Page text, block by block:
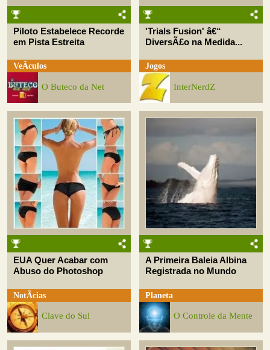
Piloto Estabelece Recorde
em Pista Estreita
VeÃ­culos
O Buteco da Net
'Trials Fusion' â€“
DiversÃ£o na Medida...
Jogos
InterNerdZ
EUA Quer Acabar com
Abuso do Photoshop
NotÃ­cias
Clave do Sul
A Primeira Baleia Albina
Registrada no Mundo
Planeta
O Controle da Mente